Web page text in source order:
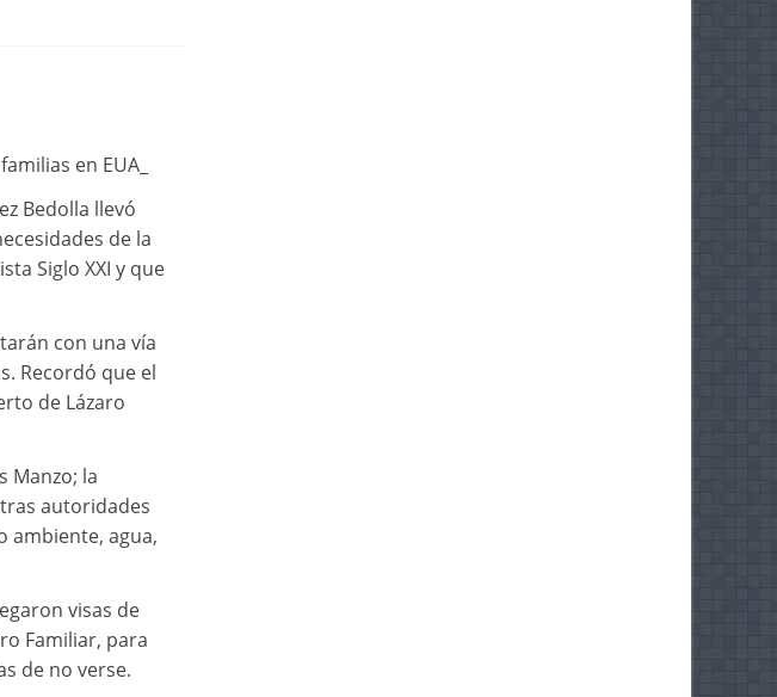
en EUA_
Bedolla llevó
de la
Siglo XXI y que
con una vía
Recordó que el
de Lázaro
Manzo; la
autoridades
ambiente, agua,
visas de
Familiar, para
de no verse.